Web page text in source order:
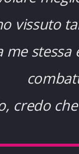
vissuto
stessa
credo